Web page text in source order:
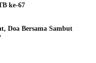
ke-67
Doa Bersama Sambut